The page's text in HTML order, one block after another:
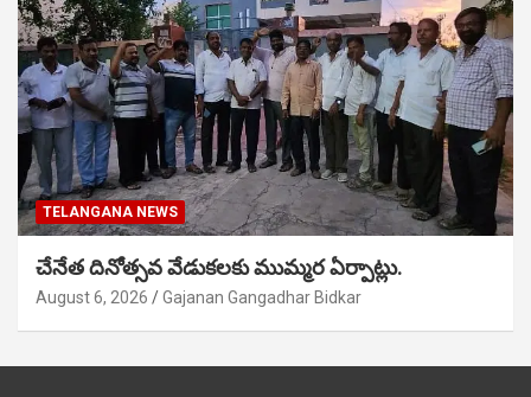
TELANGANA NEWS
చేనేత దినోత్సవ వేడుకలకు ముమ్మర ఏర్పాట్లు.
August 6, 2026 Gajanan Gangadhar Bidkar